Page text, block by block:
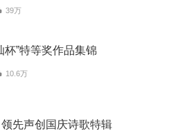
39万
杯”特等奖作品集锦
10.6万
先声创国庆诗歌特辑